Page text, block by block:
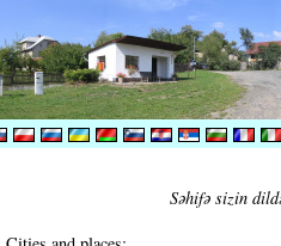
Səhifə sizin